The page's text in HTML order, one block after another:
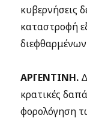
κυβερνήσεις
καταστροφή
ΑΡΓΕΝΤΙΝΗ.
κρατικές
φορολόγηση